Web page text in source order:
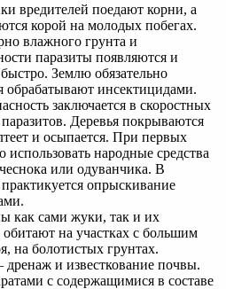
вредителей поедают корни, а
корой на молодых побегах.
влажного грунта и
паразиты появляются и
Землю обязательно
обрабатывают инсектицидами.
заключается в скоростных
Деревья покрываются
и осыпается. При первых
использовать народные средства
или одуванчика. В
опрыскивание
как сами жуки, так и их
на участках с большим
на болотистых грунтах.
и известкование почвы.
с содержащимися в составе